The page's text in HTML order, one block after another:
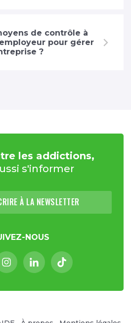
de contrôle à
pour gérer
?
les addictions,
s'informer
À LA NEWSLETTER
NOUS
(nouvelle fenêtre)
Instagram (nouvelle fenêtre)
Linkedin (nouvelle
Tiktok (nouvelle